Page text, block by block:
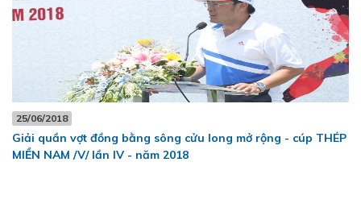
25/06/2018
Giải quần vợt đồng bằng sông cửu long mở rộng - cúp THÉP
MIỀN NAM /V/ lần IV - năm 2018